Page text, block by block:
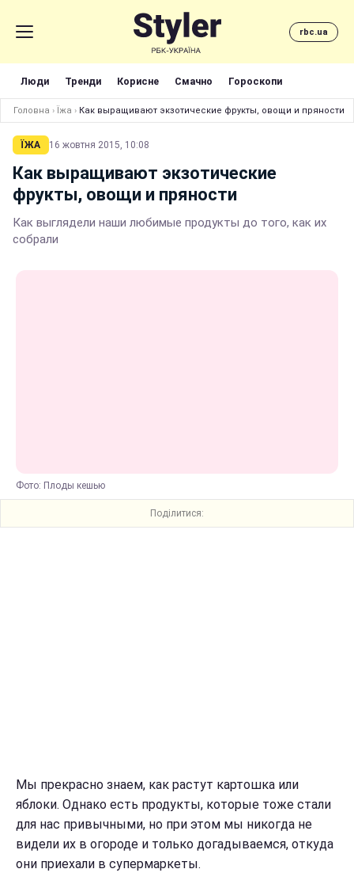
rbc.ua
Люди Тренди Корисне Смачно Гороскопи
Головна › Їжа › Как выращивают экзотические фрукты, овощи и пряности
ЇЖА 16 жовтня 2015, 10:08
Как выращивают экзотические
фрукты, овощи и пряности
Как выглядели наши любимые продукты до того, как их
собрали
Фото: Плоды кешью
Поділитися:
Мы прекрасно знаем, как растут картошка или
яблоки. Однако есть продукты, которые тоже стали
для нас привычными, но при этом мы никогда не
видели их в огороде и только догадываемся, откуда
они приехали в супермаркеты.